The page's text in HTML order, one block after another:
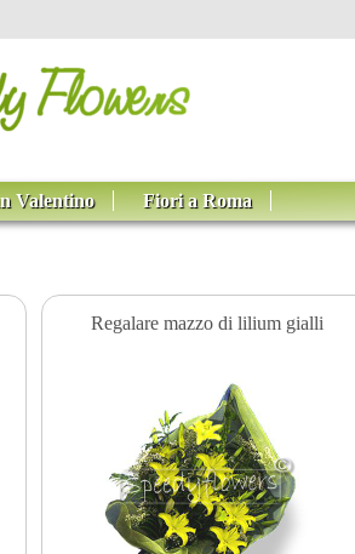
Valentino Fiori a Roma
Regalare mazzo di lilium gialli